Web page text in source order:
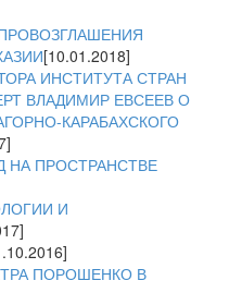
[10.01.2018]
ИНСТИТУТА СТРАН
ВЛАДИМИР ЕВСЕЕВ О
КАРАБАХСКОГО
НА ПРОСТРАНСТВЕ
И
ПОРОШЕНКО В